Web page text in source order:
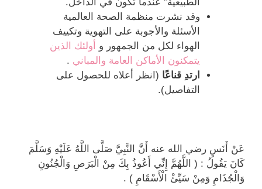
وقد نشرت منظمة الصحة العالمية
الأسئلة والأجوبة على التهوية وتكييف
الهواء لكل من الجمهور و
أولئك الذين
يتمكنون الأماكن العامة والمباني .
ارتدِ قناعًا (انظر أعلاه للحصول على
التفاصيل).
عَنْ أَنَسٍ رضي الله عنه أَنَّ النَّبِيَّ صَلَّى اللَّهُ عَلَيْهِ وَسَلَّمَ
كَانَ يَقُولُ : ( اللَّهُمَّ إِنِّي أَعُوذُ بِكَ مِنْ الْبَرَصِ وَالْجُنُونِ
وَالْجُذَامِ وَمِنْ سَيِّئْ الْأَسْقَامِ ) .